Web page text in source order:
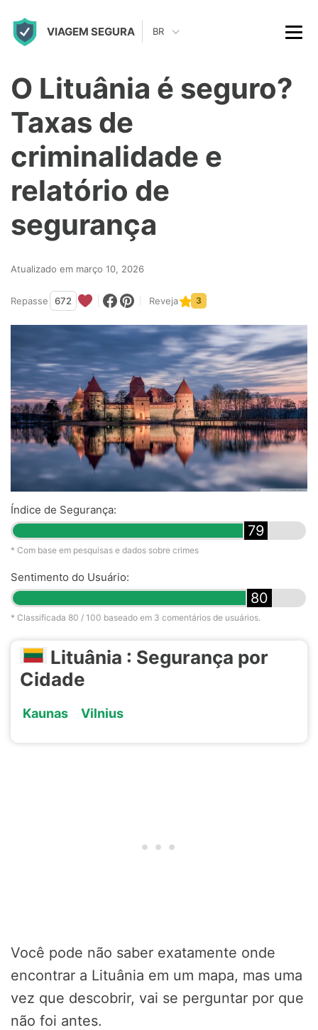
VIAGEM SEGURA BR
O Lituânia é seguro?
Taxas de
criminalidade e
relatório de
segurança
Atualizado em março 10, 2026
Repasse 672 Reveja 3
Índice de Segurança:
79
* Com base em pesquisas e dados sobre crimes
Sentimento do Usuário:
80
* Classificada 80 / 100 baseado em 3 comentários de usuários.
Lituânia : Segurança por
Cidade
Kaunas Vilnius
Você pode não saber exatamente onde
encontrar a Lituânia em um mapa, mas uma
vez que descobrir, vai se perguntar por que
não foi antes.